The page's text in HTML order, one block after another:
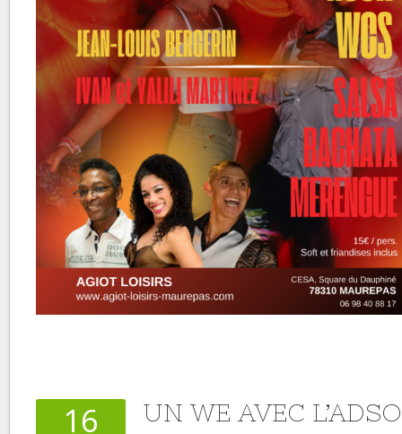
16 UN WE AVEC